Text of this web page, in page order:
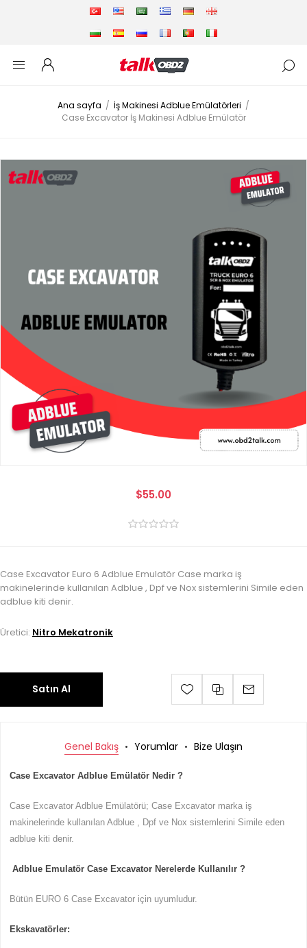
Ana sayfa / İş Makinesi Adblue Emülatörleri /
Case Excavator İş Makinesi Adblue Emülatör
$55.00
Case Excavator Euro 6 Adblue Emulatör Case marka iş
makinelerinde kullanılan Adblue , Dpf ve Nox sistemlerini Simile eden
adblue kiti denir.
Üretici: Nitro Mekatronik
Satın Al
Genel Bakış Yorumlar Bize Ulaşın
Case Excavator Adblue Emülatör Nedir ?
Case Excavator Adblue Emülatörü; Case Excavator marka iş
makinelerinde kullanılan Adblue , Dpf ve Nox sistemlerini Simile eden
adblue kiti denir.
Adblue Emulatör Case Excavator Nerelerde Kullanılır ?
Bütün EURO 6 Case Excavator için uyumludur.
Ekskavatörler: